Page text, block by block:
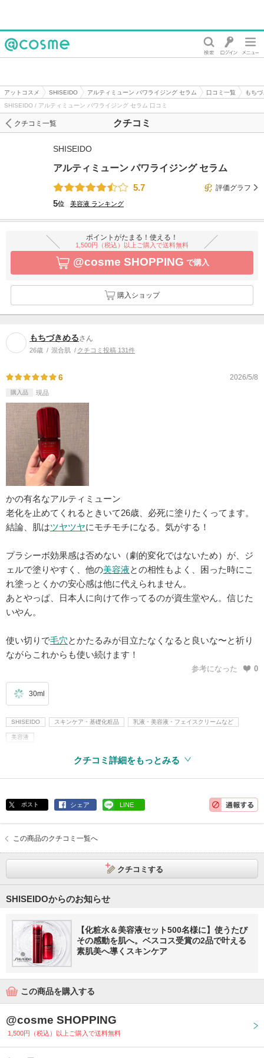
アットコスメ SHISEIDO アルティミューン パワライジング セラム 口コミ一覧
もち
SHISEIDO / アルティミューン パワライジング セラム 口コミ
クチコミ
クチコミ一覧
SHISEIDO
アルティミューン パワライジング セラム
5.7
評価グラフ
5位 美容液 ランキング
ポイントがたまる！使える！
1,500円（税込）以上ご購入で送料無料
@cosme SHOPPING で購入
購入ショップ
もちづきめるさん
26歳 混合肌 クチコミ投稿 131件
6 2026/5/8
購入品 現品
かの有名なアルティミューン
老化を止めてくれるときいて26歳、必死に塗りたくってます。
結論、肌はツヤツヤにモチモチになる。気がする！
プラシーボ効果感は否めない（劇的変化ではないため）が、ジ
ェルで塗りやすく、他の美容液との相性もよく、困った時にこ
れ塗っとくかの安心感は他に代えられません。
あとやっぱ、日本人に向けて作ってるのが資生堂やん。信じた
いやん。
使い切りで毛穴とかたるみが目立たなくなると良いな〜と祈り
ながらこれからも使い続けます！
参考になった 0
30ml
SHISEIDO スキンケア・基礎化粧品 乳液・美容液・フェイスクリームなど
美容液
クチコミ詳細をもっとみる
ポスト シェア LINE
この商品のクチコミ一覧へ
クチコミする
SHISEIDOからのお知らせ
【化粧水＆美容液セット500名様に】使うたび
その感動を肌へ。ベスコス受賞の2品で叶える
素肌美へ導くスキンケア
この商品を購入する
@cosme SHOPPING
1,500円（税込）以上ご購入で送料無料